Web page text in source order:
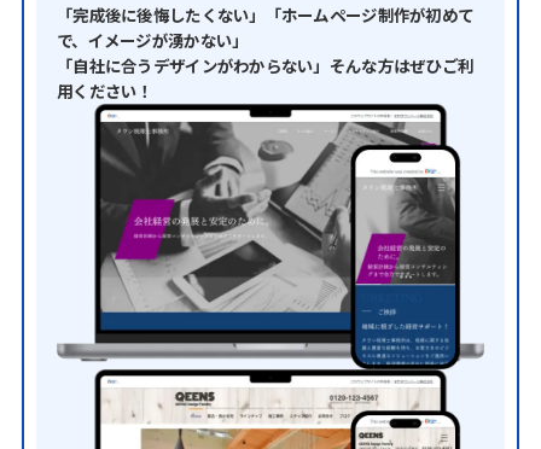
「完成後に後悔したくない」「ホームページ制作が初めて
で、イメージが湧かない」
「自社に合うデザインがわからない」そんな方はぜひご利
用ください！